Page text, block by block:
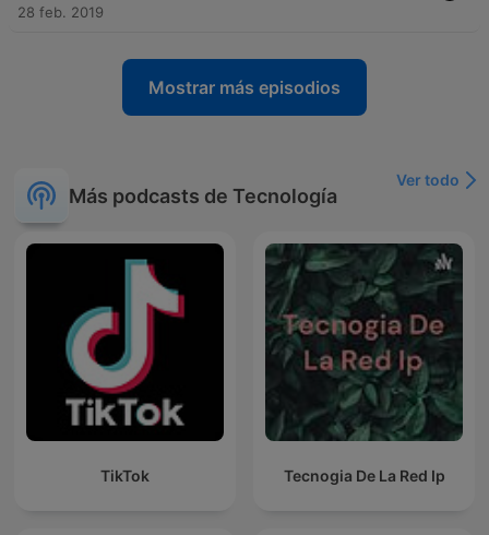
28 feb. 2019
Mostrar más episodios
Más podcasts de Tecnología
Ver todo
TikTok Tecnogia De La Red Ip